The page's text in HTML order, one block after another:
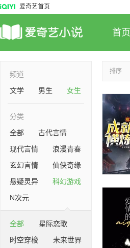
爱奇艺首页
首页
频道
文学
男生 女生
分类
全部
古代言情
现代言情
浪漫青春
玄幻言情
仙侠奇缘
悬疑灵异
科幻游戏
N次元
全部
星际恋歌
时空穿梭
未来世界
排序